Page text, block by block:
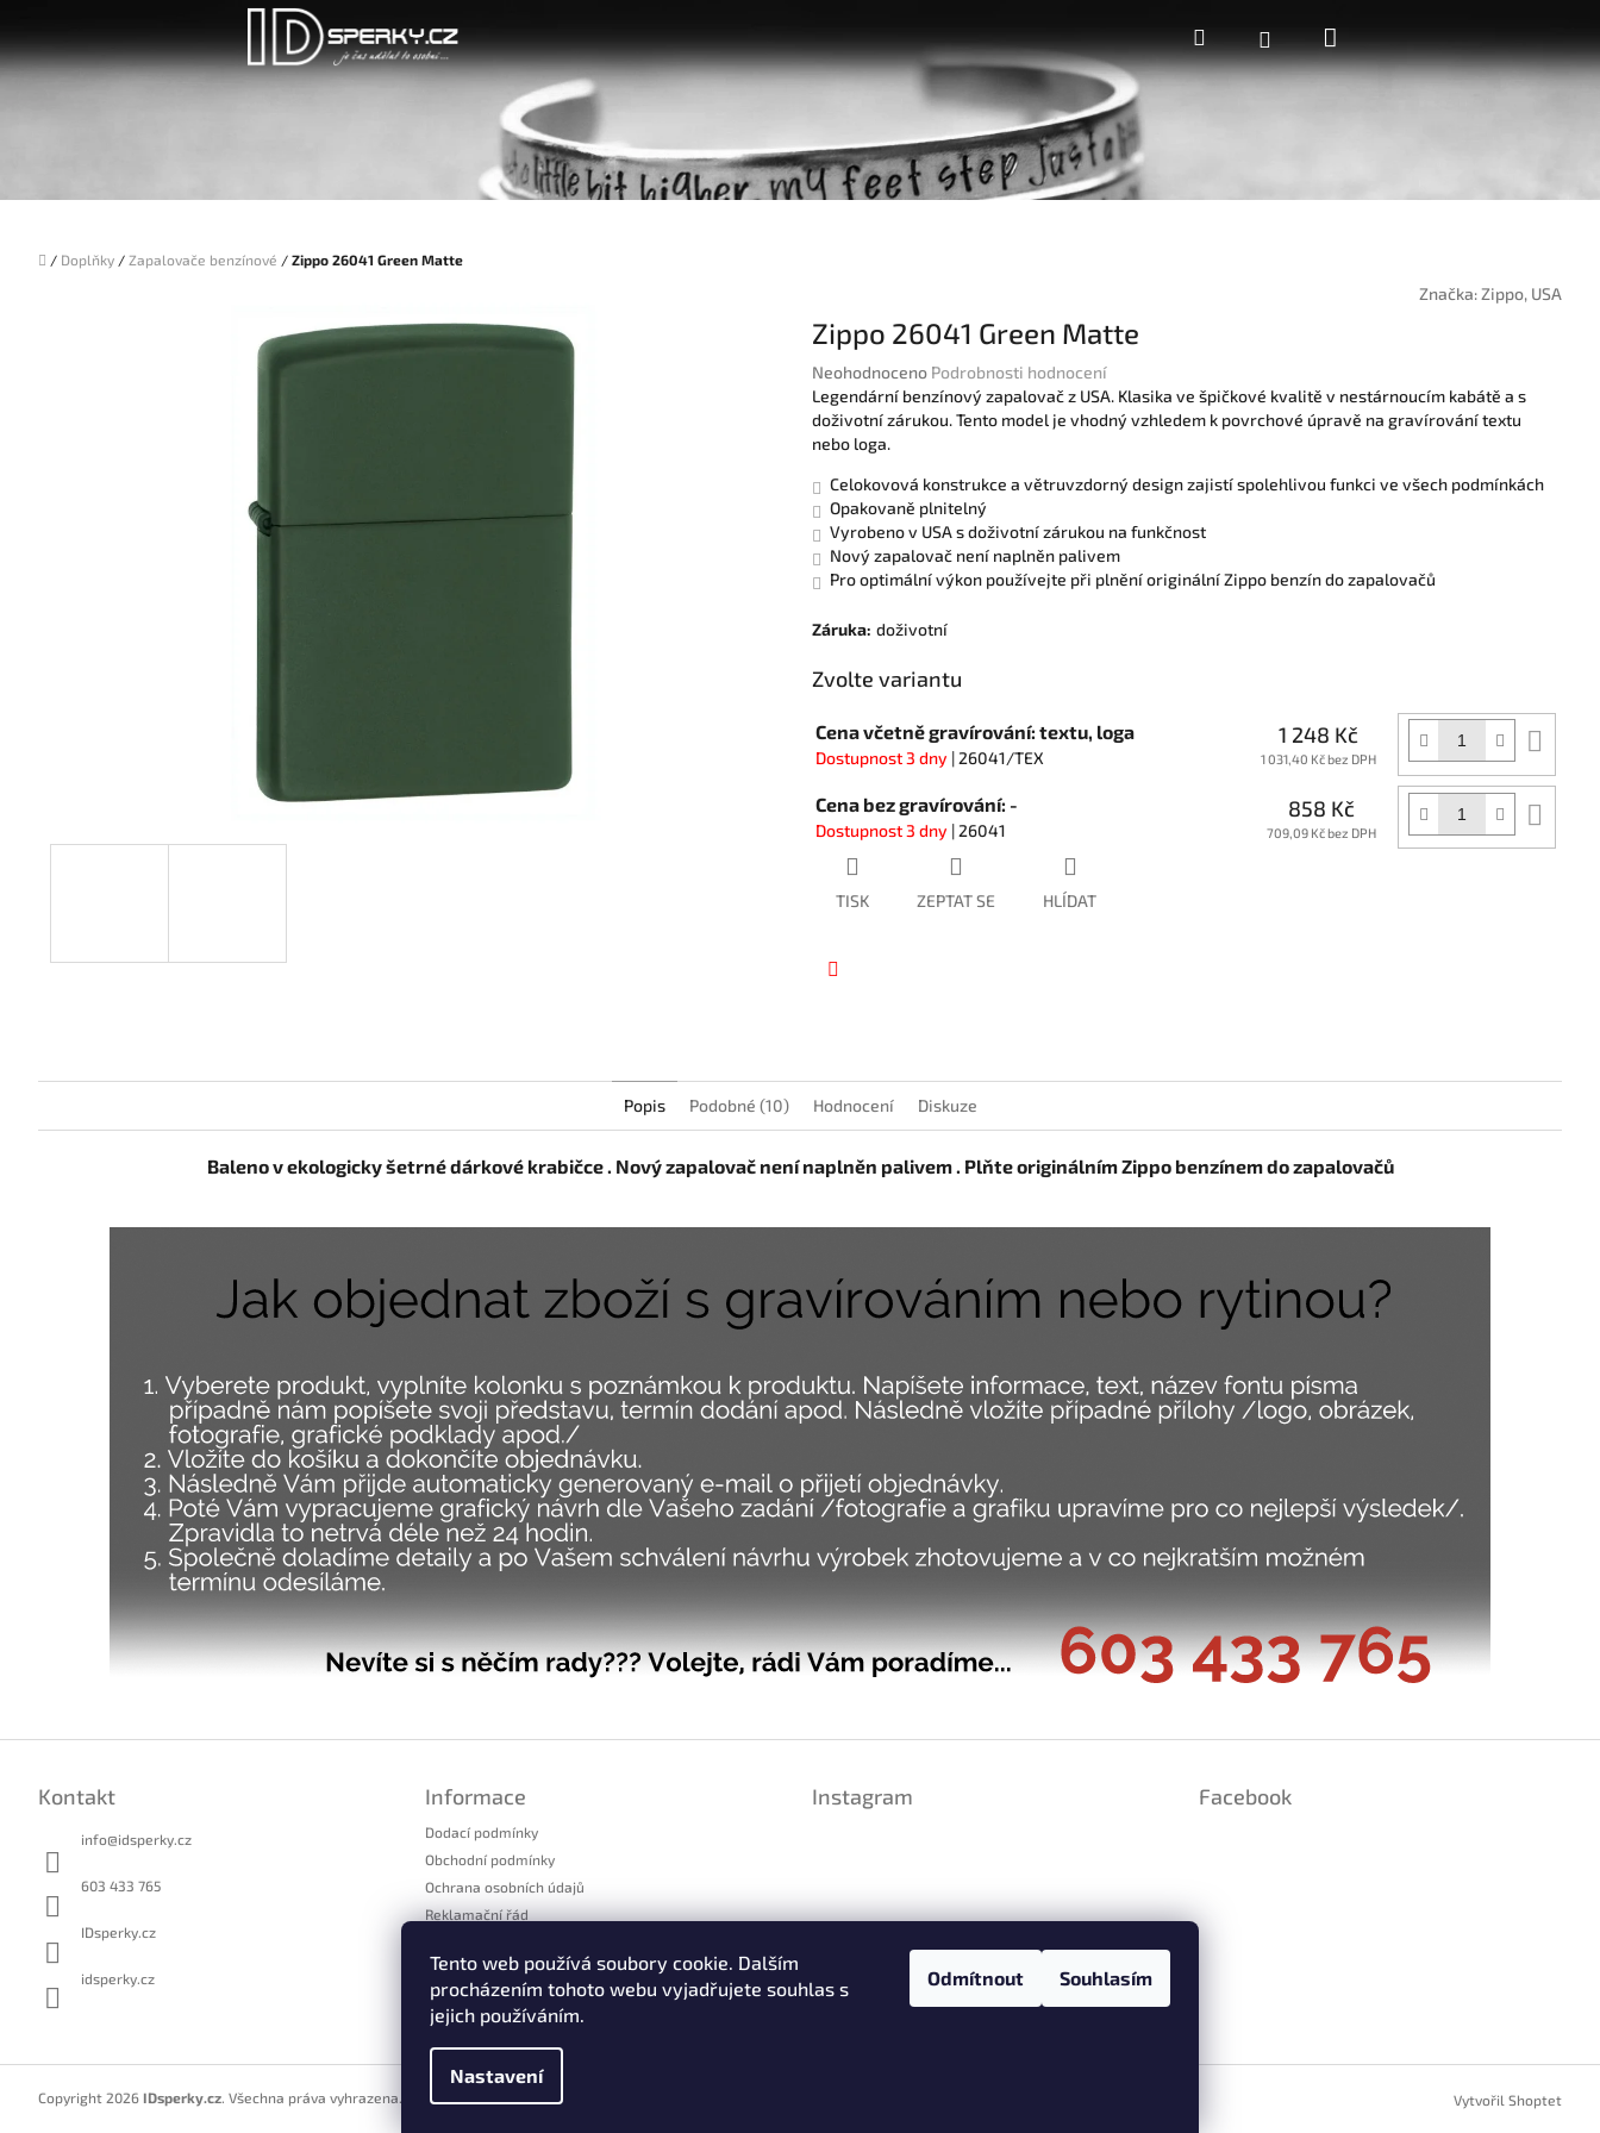
Tento web používá soubory cookie. Dalším
procházením tohoto webu vyjadřujete souhlas s
jejich používáním.
Nastavení
Odmítnout Souhlasím
obsah
HledatPřihlášeníNákupní
košík
Domů
/ Doplňky / Zapalovače benzínové / Zippo 26041 Green Matte
Značka:Zippo, USA
Zippo 26041 Green Matte
Průměrné
hodnocení
produktu
je
z
5
hvězdiček.
Neohodnoceno Podrobnosti hodnocení
Legendární benzínový zapalovač z USA. Klasika ve špičkové kvalitě v nestárnoucím kabátě a s
doživotní zárukou. Tento model je vhodný vzhledem k povrchové úpravě na gravírování textu
nebo loga.
Celokovová konstrukce a větruvzdorný design zajistí spolehlivou funkci ve všech podmínkách
Opakovaně plnitelný
Vyrobeno v USA s doživotní zárukou na funkčnost
Nový zapalovač není naplněn palivem
Pro optimální výkon používejte při plnění originální Zippo benzín do zapalovačů
Záruka: doživotní
Zvolte variantu
Cena včetně gravírování: textu, loga
Dostupnost 3 dny | 26041/TEX
1 248 Kč
1 031,40 Kč bez DPH
Cena bez gravírování: -
Dostupnost 3 dny | 26041
858 Kč
709,09 Kč bez DPH
TISK ZEPTAT SE HLÍDAT
Popis Podobné (10) Hodnocení Diskuze
Baleno v ekologicky šetrné dárkové krabičce . Nový zapalovač není naplněn palivem . Plňte originálním Zippo benzínem do zapalovačů
Kontakt
info@idsperky.cz
603 433 765
IDsperky.cz
idsperky.cz
Informace
Dodací podmínky
Obchodní podmínky
Ochrana osobních údajů
Reklamační řád
Formulář pro odstoupení od smlouvy
Kontakty
Instagram Facebook
Vytvořil Shoptet
Copyright 2026 IDsperky.cz. Všechna práva vyhrazena. Upravit nastavení cookies